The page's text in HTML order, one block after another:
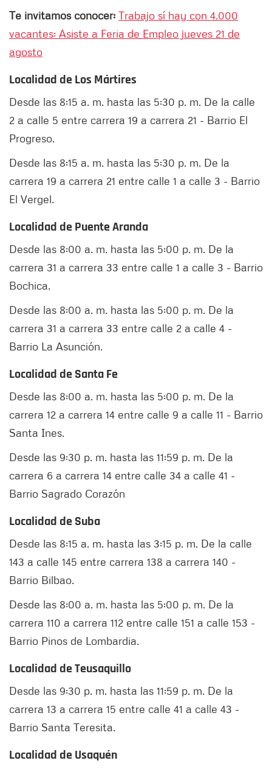
Te invitamos conocer: Trabajo sí hay con 4.000
vacantes: Asiste a Feria de Empleo jueves 21 de
agosto
Localidad de Los Mártires
Desde las 8:15 a. m. hasta las 5:30 p. m. De la calle
2 a calle 5 entre carrera 19 a carrera 21 - Barrio El
Progreso.
Desde las 8:15 a. m. hasta las 5:30 p. m. De la
carrera 19 a carrera 21 entre calle 1 a calle 3 - Barrio
El Vergel.
Localidad de Puente Aranda
Desde las 8:00 a. m. hasta las 5:00 p. m. De la
carrera 31 a carrera 33 entre calle 1 a calle 3 - Barrio
Bochica.
Desde las 8:00 a. m. hasta las 5:00 p. m. De la
carrera 31 a carrera 33 entre calle 2 a calle 4 -
Barrio La Asunción.
Localidad de Santa Fe
Desde las 8:00 a. m. hasta las 5:00 p. m. De la
carrera 12 a carrera 14 entre calle 9 a calle 11 - Barrio
Santa Ines.
Desde las 9:30 p. m. hasta las 11:59 p. m. De la
carrera 6 a carrera 14 entre calle 34 a calle 41 -
Barrio Sagrado Corazón
Localidad de Suba
Desde las 8:15 a. m. hasta las 3:15 p. m. De la calle
143 a calle 145 entre carrera 138 a carrera 140 -
Barrio Bilbao.
Desde las 8:00 a. m. hasta las 5:00 p. m. De la
carrera 110 a carrera 112 entre calle 151 a calle 153 -
Barrio Pinos de Lombardia.
Localidad de Teusaquillo
Desde las 9:30 p. m. hasta las 11:59 p. m. De la
carrera 13 a carrera 15 entre calle 41 a calle 43 -
Barrio Santa Teresita.
Localidad de Usaquén